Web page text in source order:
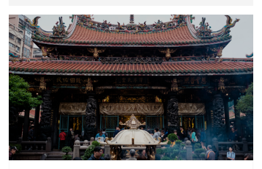
過高檔燒肉、冰淇淋等，這回又出現了，找平價快炒店點
餐吃飯，吃了一兩千塊，店家要結帳，她才說沒錢。